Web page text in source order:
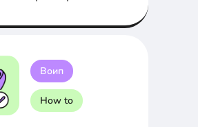
Воип
How to